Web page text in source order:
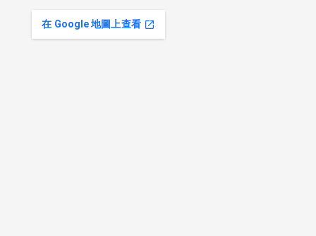
在 Google 地圖上查看